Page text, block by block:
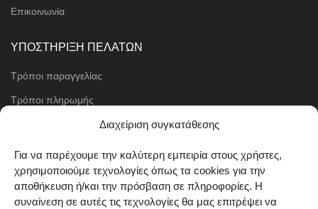
Διαχείριση συγκατάθεσης
Για να παρέχουμε την καλύτερη εμπειρία στους χρήστες,
χρησιμοποιούμε τεχνολογίες όπως τα cookies για την
αποθήκευση ή/και την πρόσβαση σε πληροφορίες. Η
συναίνεση σε αυτές τις τεχνολογίες θα μας επιτρέψει να
Επικοινωνία
ΥΠΟΣΤΗΡΙΞΗ ΠΕΛΑΤΩΝ
Τρόποι παραγγελίας
Τρόποι πληρωμής
Μέθοδοι αποστολής
Όροι χρήσης
Cookie Policy (EU)